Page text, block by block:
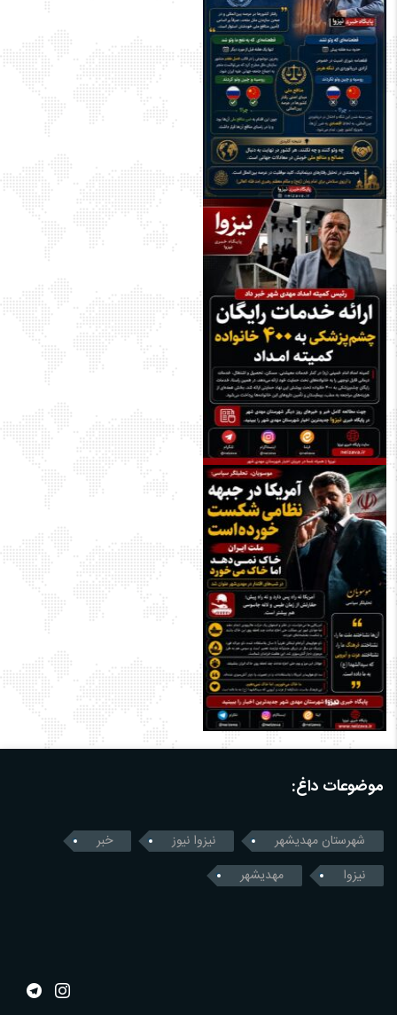
موضوعات داغ:
شهرستان مهدیشهر نیزوا نیوز
خبر
نیزوا
مهدیشهر